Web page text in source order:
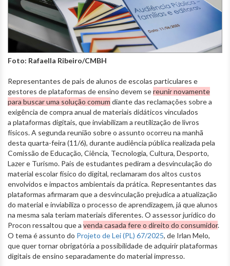
Foto: Rafaella Ribeiro/CMBH
Representantes de pais de alunos de escolas particulares e
gestores de plataformas de ensino devem sereunir novamente
para buscar uma solução comum diante das reclamações sobre a
exigência de compra anual de materiais didáticos vinculados
a plataformas digitais, que inviabilizam a reutilização de livros
físicos. A segunda reunião sobre o assunto ocorreu na manhã
desta quarta-feira (11/6), durante audiência pública realizada pela
Comissão de Educação, Ciência, Tecnologia, Cultura, Desporto,
Lazer e Turismo. Pais de estudantes pediram a desvinculação do
material escolar físico do digital, reclamaram dos altos custos
envolvidos e impactos ambientais da prática. Representantes das
plataformas afirmaram que a desvinculação prejudica a atualização
do material e inviabiliza o processo de aprendizagem, já que alunos
na mesma sala teriam materiais diferentes. O assessor jurídico do
Procon ressaltou que a venda casada fere o direito do consumidor.
O tema é assunto do Projeto de Lei (PL) 67/2025, de Irlan Melo,
que quer tornar obrigatória a possibilidade de adquirir plataformas
digitais de ensino separadamente do material impresso.